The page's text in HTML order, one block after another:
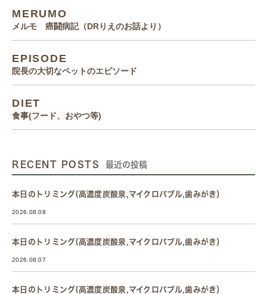
MERUMO
メルモ 癌闘病記（DRりえのお話より）
EPISODE
院長の大切なペットのエピソード
DIET
食事(フード、おやつ等)
RECENT POSTS 最近の投稿
本日のトリミング(高濃度炭酸泉,マイクロバブル,歯みがき）
2026.08.08
本日のトリミング(高濃度炭酸泉,マイクロバブル,歯みがき）
2026.08.07
本日のトリミング(高濃度炭酸泉,マイクロバブル,歯みがき）